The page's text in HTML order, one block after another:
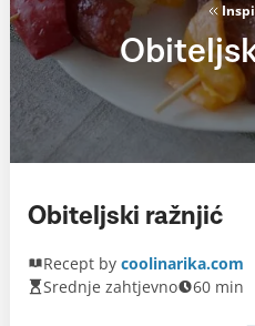
Obiteljski ražnjić
Recept by coolinarika.com
Srednje zahtjevno
60 min